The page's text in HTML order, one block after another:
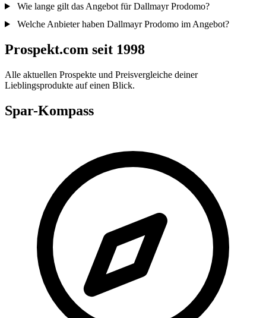
Wie lange gilt das Angebot für Dallmayr Prodomo?
Welche Anbieter haben Dallmayr Prodomo im Angebot?
Prospekt.com seit 1998
Alle aktuellen Prospekte und Preisvergleiche deiner
Lieblingsprodukte auf einen Blick.
Spar-Kompass